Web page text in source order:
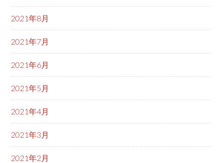
2021年8月
2021年7月
2021年6月
2021年5月
2021年4月
2021年3月
2021年2月